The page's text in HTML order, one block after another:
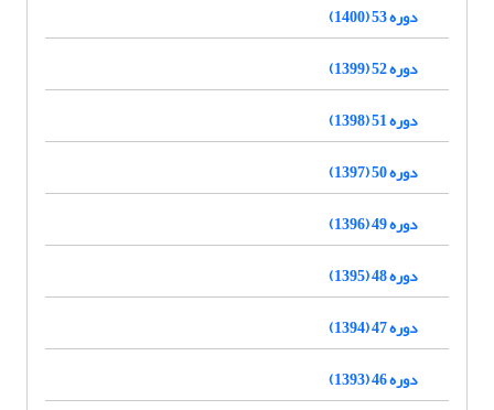
دوره 53 (1400)
دوره 52 (1399)
دوره 51 (1398)
دوره 50 (1397)
دوره 49 (1396)
دوره 48 (1395)
دوره 47 (1394)
دوره 46 (1393)